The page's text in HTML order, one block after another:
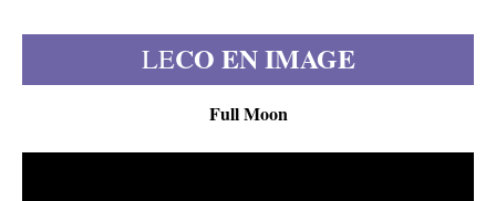
LECO EN IMAGE
Full Moon